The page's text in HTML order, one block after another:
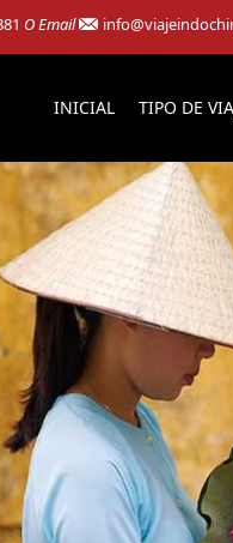
O Email
INICIAL TIPO DE